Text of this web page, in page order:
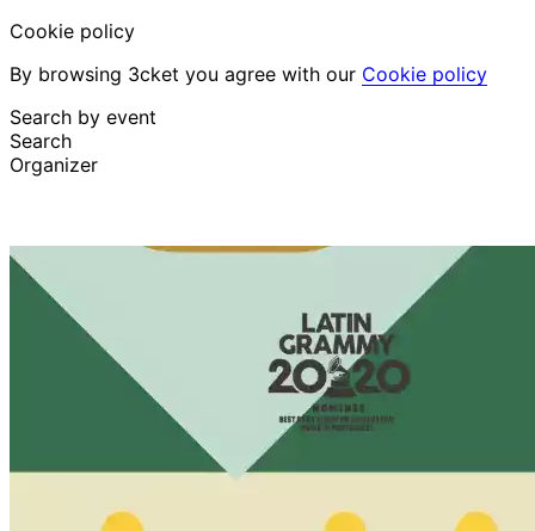
Cookie policy
By browsing 3cket you agree with our Cookie policy
Search by event
Search
Organizer
English
Attendee support
Promote event